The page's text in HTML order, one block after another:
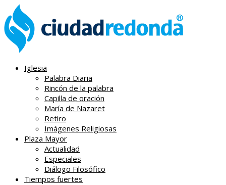
Iglesia
Palabra Diaria
Rincón de la palabra
Capilla de oración
María de Nazaret
Retiro
Imágenes Religiosas
Plaza Mayor
Actualidad
Especiales
Diálogo Filosófico
Tiempos fuertes